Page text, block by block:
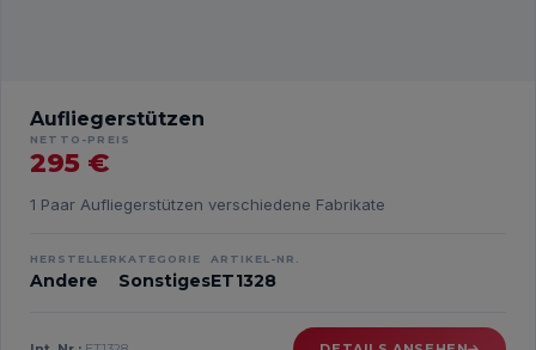
Aufliegerstützen
NETTO-PREIS
295 €
1 Paar Aufliegerstützen verschiedene Fabrikate
HERSTELLER
Andere
KATEGORIE
Sonstiges
ARTIKEL-NR.
ET1328